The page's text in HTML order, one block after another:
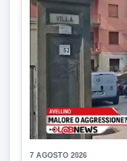
7 AGOSTO 2026